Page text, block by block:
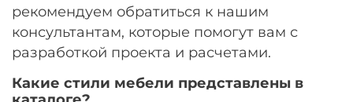
рекомендуем обратиться к нашим
консультантам, которые помогут вам с
разработкой проекта и расчетами.
Какие стили мебели представлены в